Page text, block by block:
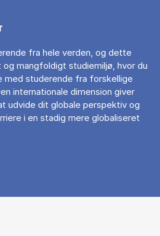
fra hele verden, og dette
mangfoldigt studiemiljø, hvor du
med studerende fra forskellige
internationale dimension giver
udvide dit globale perspektiv og
i en stadig mere globaliseret